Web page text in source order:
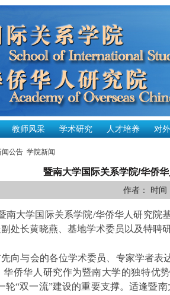
教师风采 学术研究 人才培养 对
闻公告 学院新闻
暨南大学国际关系学院/华侨
作者： 时间
南大学国际关系学院/华侨华人研究院
处长黄晓燕、基地学术委员以及特聘
向与会的各位学术委员、专家学者
华侨华人研究作为暨南大学的独特优
轮“双一流”建设的重要支撑。适逢暨